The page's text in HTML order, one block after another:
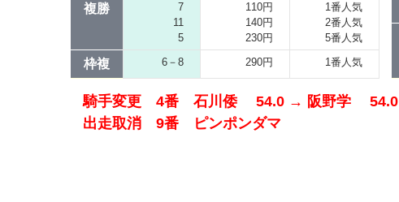
複勝
7
11
5
110円
140円
230円
1番人気
2番人気
5番人気
枠複 6－8 290円 1番人気
騎手変更 4番 石川倭 54.0 → 阪野学 54.0
出走取消 9番 ピンポンダマ